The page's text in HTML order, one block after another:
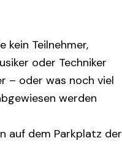
kein Teilnehmer,
oder Techniker
– oder was noch viel
werden
auf dem Parkplatz der